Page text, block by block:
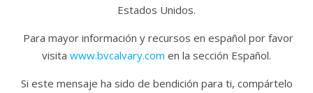
Estados Unidos.
Para mayor información y recursos en español por favor
visita www.bvcalvary.com en la sección Español.
Si este mensaje ha sido de bendición para ti, compártelo